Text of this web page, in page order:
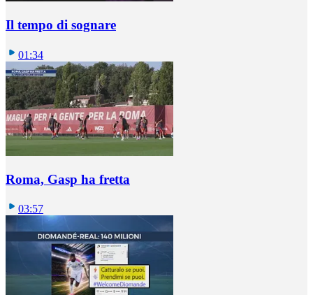
Il tempo di sognare
01:34
Roma, Gasp ha fretta
03:57